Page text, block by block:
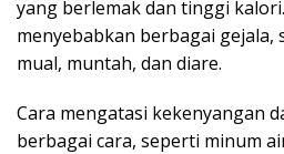
yang berlemak dan tinggi
menyebabkan berbagai
mual, muntah, dan diare.
Cara mengatasi kekenyangan
berbagai cara, seperti minum